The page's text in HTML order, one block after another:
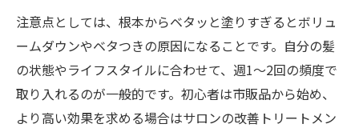
うねり・広がり対策に最適な髪質改善策
髪とヘアカラー両方に効く最新トリートメ
ント
トリートメントでうねり髪を扱いやすくす
る方法
注意点としては、根本からベタッと塗りすぎるとボリュ
ームダウンやベタつきの原因になることです。自分の髪
の状態やライフスタイルに合わせて、週1～2回の頻度で
取り入れるのが一般的です。初心者は市販品から始め、
より高い効果を求める場合はサロンの改善トリートメン